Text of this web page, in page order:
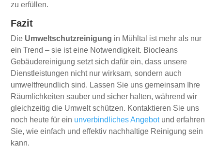
zu erfüllen.
Fazit
Die Umweltschutzreinigung in Mühltal ist mehr als nur
ein Trend – sie ist eine Notwendigkeit. Biocleans
Gebäudereinigung setzt sich dafür ein, dass unsere
Dienstleistungen nicht nur wirksam, sondern auch
umweltfreundlich sind. Lassen Sie uns gemeinsam Ihre
Räumlichkeiten sauber und sicher halten, während wir
gleichzeitig die Umwelt schützen. Kontaktieren Sie uns
noch heute für ein unverbindliches Angebotund erfahren
Sie, wie einfach und effektiv nachhaltige Reinigung sein
kann.